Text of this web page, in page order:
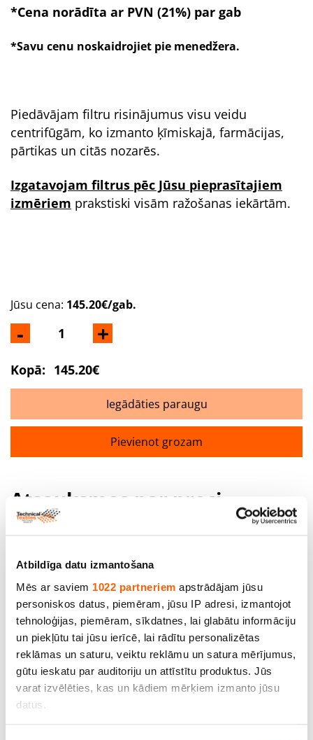
Atbildīga datu izmantošana
Mēs ar saviem 1022 partneriem apstrādājam jūsu
personiskos datus, piemēram, jūsu IP adresi, izmantojot
tehnoloģijas, piemēram, sīkdatnes, lai glabātu informāciju
un piekļūtu tai jūsu ierīcē, lai rādītu personalizētas
reklāmas un saturu, veiktu reklāmu un satura mērījumus,
gūtu ieskatu par auditoriju un attīstītu produktus. Jūs
varat izvēlēties, kas un kādiem mērķiem izmanto jūsu
datus.
*Cena norādīta ar PVN (21%) par gab
*Savu cenu noskaidrojiet pie menedžera.
Piedāvājam filtru risinājumus visu veidu
centrifūgām, ko izmanto ķīmiskajā, farmācijas,
pārtikas un citās nozarēs.
Izgatavojam filtrus pēc Jūsu pieprasītajiem
izmēriem prakstiski visām ražošanas iekārtām.
- +
Jūsu cena: 145.20€/gab.
Kopā: 145.20€
Iegādāties paraugu
Pievienot grozam
Atsauksmes par preci
Jūsu vārds
Jūsu atsauksmes